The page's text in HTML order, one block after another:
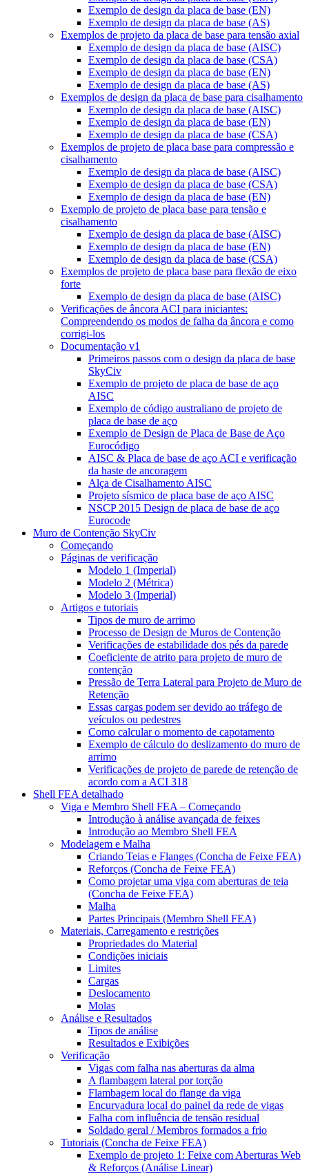
Exemplo de design da placa de base (EN)
Exemplo de design da placa de base (AS)
Exemplos de projeto da placa de base para tensão axial
Exemplo de design da placa de base (AISC)
Exemplo de design da placa de base (CSA)
Exemplo de design da placa de base (EN)
Exemplo de design da placa de base (AS)
Exemplos de design da placa de base para cisalhamento
Exemplo de design da placa de base (AISC)
Exemplo de design da placa de base (EN)
Exemplo de design da placa de base (CSA)
Exemplos de projeto de placa base para compressão e
cisalhamento
Exemplo de design da placa de base (AISC)
Exemplo de design da placa de base (CSA)
Exemplo de design da placa de base (EN)
Exemplo de projeto de placa base para tensão e
cisalhamento
Exemplo de design da placa de base (AISC)
Exemplo de design da placa de base (EN)
Exemplo de design da placa de base (CSA)
Exemplos de projeto de placa base para flexão de eixo
forte
Exemplo de design da placa de base (AISC)
Verificações de âncora ACI para iniciantes:
Compreendendo os modos de falha da âncora e como
corrigi-los
Documentação v1
Primeiros passos com o design da placa de base
SkyCiv
Exemplo de projeto de placa de base de aço
AISC
Exemplo de código australiano de projeto de
placa de base de aço
Exemplo de Design de Placa de Base de Aço
Eurocódigo
AISC & Placa de base de aço ACI e verificação
da haste de ancoragem
Alça de Cisalhamento AISC
Projeto sísmico de placa base de aço AISC
NSCP 2015 Design de placa de base de aço
Eurocode
Muro de Contenção SkyCiv
Começando
Páginas de verificação
Modelo 1 (Imperial)
Modelo 2 (Métrica)
Modelo 3 (Imperial)
Artigos e tutoriais
Tipos de muro de arrimo
Processo de Design de Muros de Contenção
Verificações de estabilidade dos pés da parede
Coeficiente de atrito para projeto de muro de
contenção
Pressão de Terra Lateral para Projeto de Muro de
Retenção
Essas cargas podem ser devido ao tráfego de
veículos ou pedestres
Como calcular o momento de capotamento
Exemplo de cálculo do deslizamento do muro de
arrimo
Verificações de projeto de parede de retenção de
acordo com a ACI 318
Shell FEA detalhado
Viga e Membro Shell FEA – Começando
Introdução à análise avançada de feixes
Introdução ao Membro Shell FEA
Modelagem e Malha
Criando Teias e Flanges (Concha de Feixe FEA)
Reforços (Concha de Feixe FEA)
Como projetar uma viga com aberturas de teia
(Concha de Feixe FEA)
Malha
Partes Principais (Membro Shell FEA)
Materiais, Carregamento e restrições
Propriedades do Material
Condições iniciais
Limites
Cargas
Deslocamento
Molas
Análise e Resultados
Tipos de análise
Resultados e Exibições
Verificação
Vigas com falha nas aberturas da alma
A flambagem lateral por torção
Flambagem local do flange da viga
Encurvadura local do painel da rede de vigas
Falha com influência de tensão residual
Soldado geral / Membros formados a frio
Tutoriais (Concha de Feixe FEA)
Exemplo de projeto 1: Feixe com Aberturas Web
& Reforços (Análise Linear)